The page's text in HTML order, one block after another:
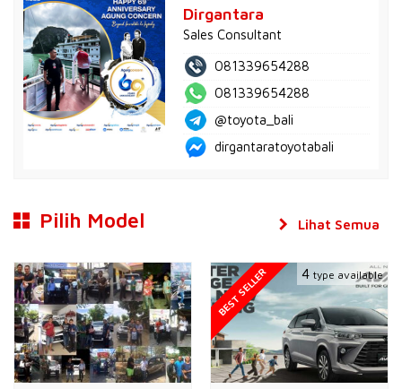
Dirgantara
Sales Consultant
081339654288
081339654288
@toyota_bali
dirgantaratoyotabali
Pilih Model
BEST SELLER 4 type available
Lihat Semua